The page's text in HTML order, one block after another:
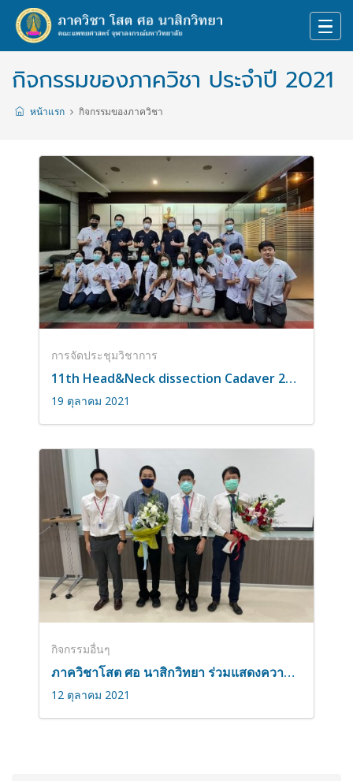
กิจกรรมของภาควิชา ประจำปี 2021
หน้าแรก กิจกรรมของภาควิชา
การจัดประชุมวิชาการ
11th Head&Neck dissection Cadaver 2021
19 ตุลาคม 2021
กิจกรรมอื่นๆ
ภาควิชาโสต ศอ นาสิกวิทยา ร่วมแสดงความยินดี กับ รศ.ดร.นพ.ม.ล.กรเกียรติ์ สนิทวงศ์ และ รศ.นพ.ณปฎล ตั้งจาตุรนต์รัศมี
12 ตุลาคม 2021